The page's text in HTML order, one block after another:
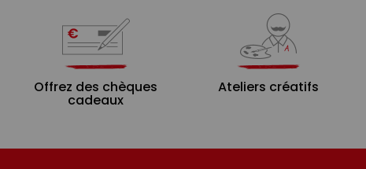
Offrez des chèques
cadeaux
Ateliers créatifs